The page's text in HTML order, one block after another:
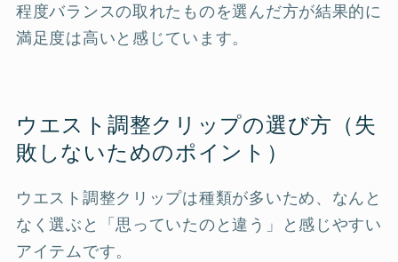
程度バランスの取れたものを選んだ方が結果的に
満足度は高いと感じています。
ウエスト調整クリップの選び方（失
敗しないためのポイント）
ウエスト調整クリップは種類が多いため、なんと
なく選ぶと「思っていたのと違う」と感じやすい
アイテムです。